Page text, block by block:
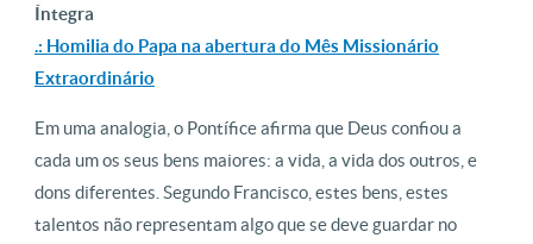
Íntegra
.: Homilia do Papa na abertura do Mês Missionário
Extraordinário
Em uma analogia, o Pontífice afirma que Deus confiou a
cada um os seus bens maiores: a vida, a vida dos outros, e
dons diferentes. Segundo Francisco, estes bens, estes
talentos não representam algo que se deve guardar no